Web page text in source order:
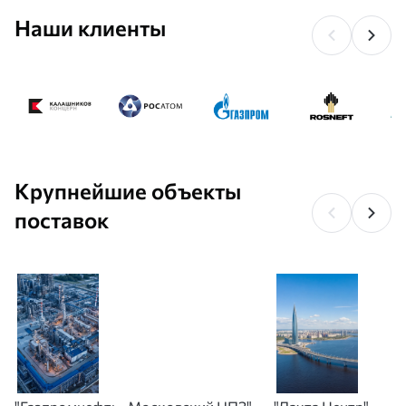
Наши клиенты
Крупнейшие объекты
поставок